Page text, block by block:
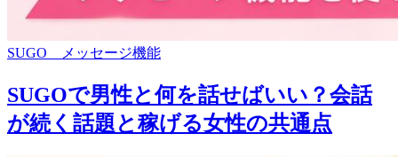
SUGO メッセージ機能
SUGOで男性と何を話せばいい？会話
が続く話題と稼げる女性の共通点